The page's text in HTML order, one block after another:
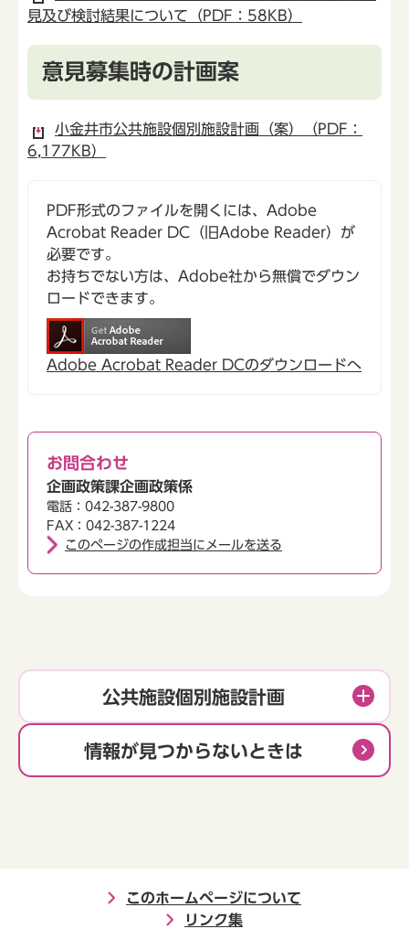
見及び検討結果について（PDF：58KB）
意見募集時の計画案
小金井市公共施設個別施設計画（案）（PDF：
6,177KB）
PDF形式のファイルを開くには、Adobe
Acrobat Reader DC（旧Adobe Reader）が
必要です。
お持ちでない方は、Adobe社から無償でダウン
ロードできます。
Adobe Acrobat Reader DCのダウンロードへ
お問合わせ
企画政策課企画政策係
電話：042-387-9800
FAX：042-387-1224
このページの作成担当にメールを送る
公共施設個別施設計画
情報が見つからないときは
このホームページについて
リンク集